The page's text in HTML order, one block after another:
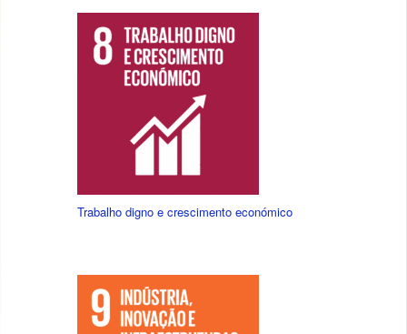
Trabalho digno e crescimento económico